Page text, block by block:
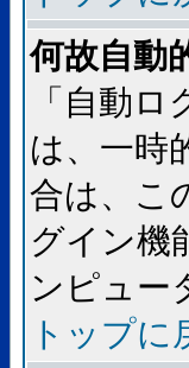
何故自動
「自動
は、一時
合は、こ
グイン機
ンピュー
トップに